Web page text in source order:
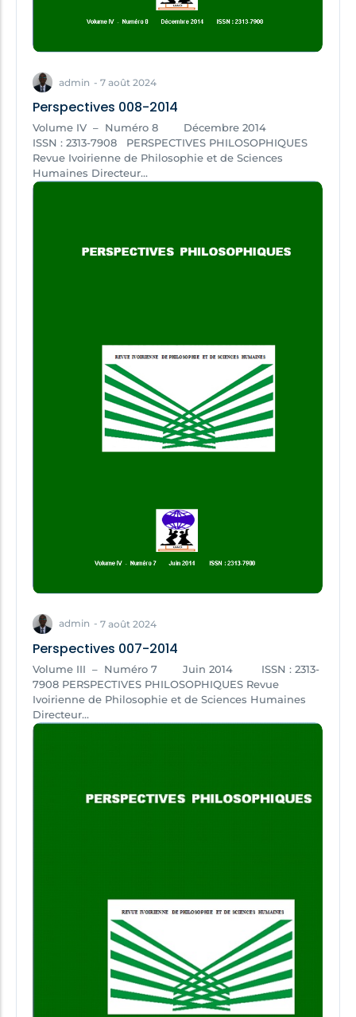
admin - 7 août 2024
Perspectives 008-2014
Volume IV – Numéro 8 Décembre 2014
ISSN : 2313-7908 PERSPECTIVES PHILOSOPHIQUES
Revue Ivoirienne de Philosophie et de Sciences
Humaines Directeur...
admin - 7 août 2024
Perspectives 007-2014
Volume III – Numéro 7 Juin 2014 ISSN : 2313-
7908 PERSPECTIVES PHILOSOPHIQUES Revue
Ivoirienne de Philosophie et de Sciences Humaines
Directeur...